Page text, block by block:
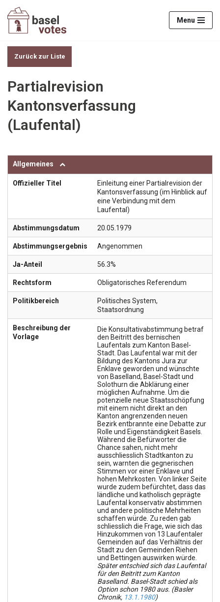
Zum
Menu
Zurück zur Liste
Partialrevision
Kantonsverfassung
(Laufental)
Allgemeines
Offizieller Titel
Einleitung einer Partialrevision der
Kantonsverfassung (im Hinblick auf
eine Verbindung mit dem
Laufental)
Abstimmungsdatum 20.05.1979
Abstimmungsergebnis Angenommen
Ja-Anteil 56.3%
Rechtsform Obligatorisches Referendum
Politikbereich Politisches System,
Staatsordnung
Beschreibung der
Vorlage
Die Konsultativabstimmung betraf
den Beitritt des bernischen
Laufentals zum Kanton Basel-
Stadt. Das Laufental war mit der
Bildung des Kantons Jura zur
Enklave geworden und wünschte
von Baselland, Basel-Stadt und
Solothurn die Abklärung einer
möglichen Aufnahme. Um die
potenzielle neue Staatsschöpfung
mit einem nicht direkt an den
Kanton angrenzenden neuen
Bezirk entbrannte eine Debatte zur
Rolle und Eigenständigkeit Basels.
Während die Befürworter die
Chance sahen, nicht mehr
ausschliesslich Stadtkanton zu
sein, warnten die gegnerischen
Stimmen vor einer Enklave und
hohen Mehrkosten. Von linker Seite
wurde zudem befürchtet, dass das
ländliche und katholisch geprägte
Laufental konservativ abstimmen
und andere politische Mehrheiten
schaffen würde. Zu reden gab
schliesslich die Frage, wie sich das
Hinzukommen von 13 Laufentaler
Gemeinden auf das Verhältnis der
Stadt zu den Gemeinden Riehen
und Bettingen auswirken würde.
Später entschied sich das Laufental
für den Beitritt zum Kanton
Baselland. Basel-Stadt schied als
Option schon 1980 aus. (Basler
Chronik, 13.1.1980)